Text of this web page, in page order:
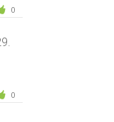
0
0